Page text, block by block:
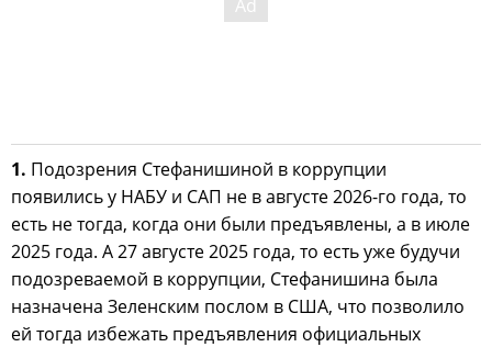
1. Подозрения Стефанишиной в коррупции
появились у НАБУ и САП не в августе 2026-го года, то
есть не тогда, когда они были предъявлены, а в июле
2025 года. А 27 августе 2025 года, то есть уже будучи
подозреваемой в коррупции, Стефанишина была
назначена Зеленским послом в США, что позволило
ей тогда избежать предъявления официальных